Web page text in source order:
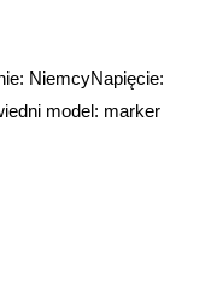
NiemcyNapięcie:
model: marker